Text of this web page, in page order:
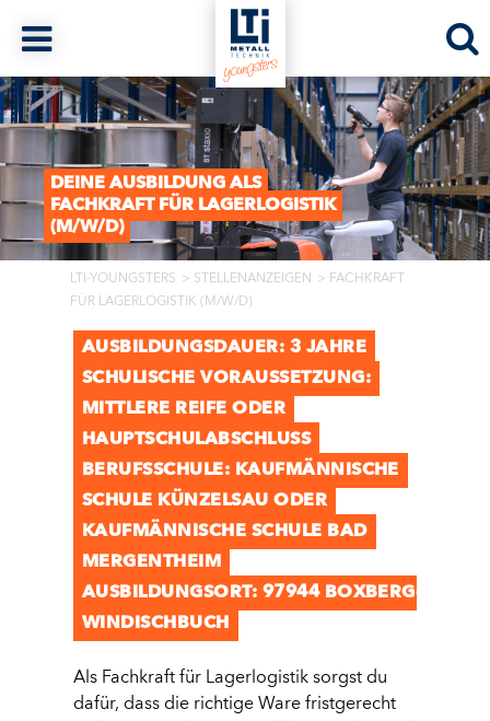
DEINE AUSBILDUNG ALS
FACHKRAFT FÜR LAGERLOGISTIK
(M/W/D)
LTI-YOUNGSTERS STELLENANZEIGEN
FACHKRAFT
FÜR LAGERLOGISTIK (M/W/D)
AUSBILDUNGSDAUER: 3 JAHRE
SCHULISCHE VORAUSSETZUNG:
MITTLERE REIFE ODER
HAUPTSCHULABSCHLUSS
BERUFSSCHULE: KAUFMÄNNISCHE
SCHULE KÜNZELSAU ODER
KAUFMÄNNISCHE SCHULE BAD
MERGENTHEIM
AUSBILDUNGSORT: 97944 BOXBERG-
WINDISCHBUCH
Als Fachkraft für Lagerlogistik sorgst du
dafür, dass die richtige Ware fristgerecht